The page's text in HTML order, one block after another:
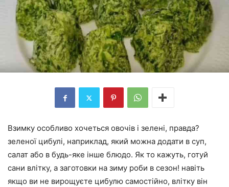
Взимку особливо хочеться овочів і зелені, правда?
зеленої цибулі, наприклад, який можна додати в суп,
салат або в будь-яке інше блюдо. Як то кажуть, готуй
сани влітку, а заготовки на зиму роби в сезон! навіть
якщо ви не вирощуєте цибулю самостійно, влітку він